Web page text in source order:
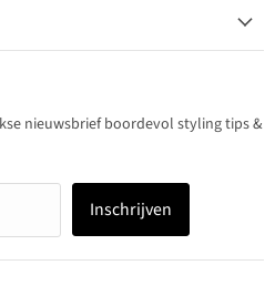
nieuwsbrief boordevol styling tips &
Inschrijven